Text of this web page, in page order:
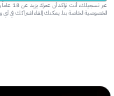
عبر تسجيلك، أنت تؤكد
الخاصة بنا. يمكنك إلغاء اشتراكك في أي وقت.